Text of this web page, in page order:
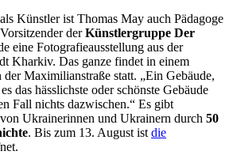
Künstler ist Thomas May auch Pädagoge
derKünstlergruppe Der
eine Fotografieausstellung aus der
Kharkiv. Das ganze findet in einem
der Maximilianstraße statt. „Ein Gebäude,
das hässlichste oder schönste Gebäude
Fall nichts dazwischen.“ Es gibt
Ukrainerinnen und Ukrainern durch 50
. Bis zum 13. August ist die